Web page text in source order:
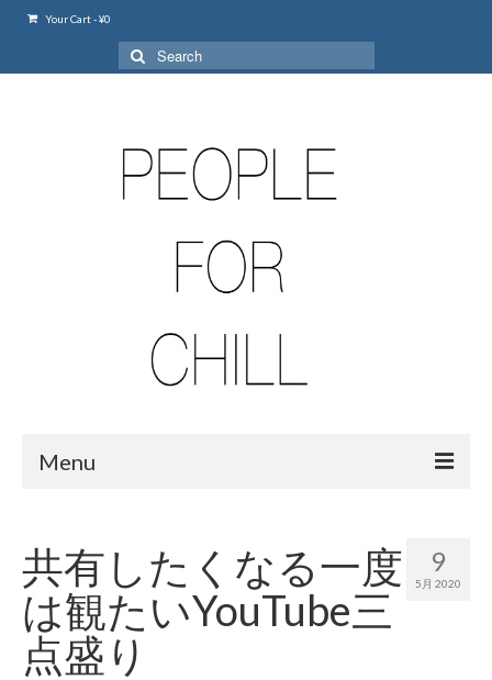
Your Cart-¥0
Search
for:
Menu
420 shibuya_info
420 shibuya_access
420 shibuya_shop
9
5月 2020
共有したくなる一度
は観たいYouTube三
点盛り